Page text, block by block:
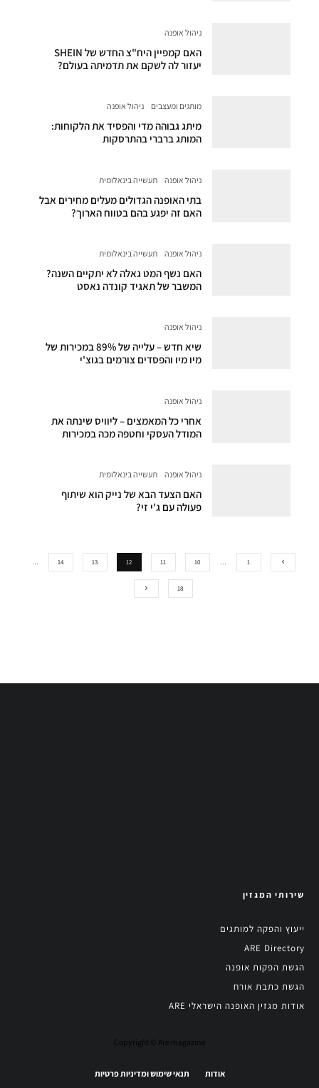
ניהול אופנה
האם קמפיין היח"צ החדש של SHEIN
יעזור לה לשקם את תדמיתה בעולם?
מותגים ומעצבים ניהול אופנה
מיתג גבוהה מדי והפסיד את הלקוחות:
המותג ברברי בהתרסקות
ניהול אופנה תעשייה בינאלומית
בתי האופנה הגדולים מעלים מחירים אבל
האם זה יפגע בהם בטווח הארוך?
ניהול אופנה תעשייה בינאלומית
האם נשף המט גאלה לא יתקיים השנה?
המשבר של תאגיד קונדה נאסט
ניהול אופנה
שיא חדש – עלייה של 89% במכירות של
מיו מיו והפסדים צורמים בגוצ'י
ניהול אופנה
אחרי כל המאמצים – ליוויס שינתה את
המודל העסקי וחטפה מכה במכירות
ניהול אופנה תעשייה בינאלומית
האם הצעד הבא של נייק הוא שיתוף
פעולה עם ג'י זי?
1
…
10
11
12
13
14
…
18
שירותי המגזין
ייעוץ והפקה למותגים
ARE Directory
הגשת הפקות אופנה
הגשת כתבת אורח
אודות מגזין האופנה הישראלי ARE
Copyright © Are magazine
אודות תנאי שימוש ומדיניות פרטיות